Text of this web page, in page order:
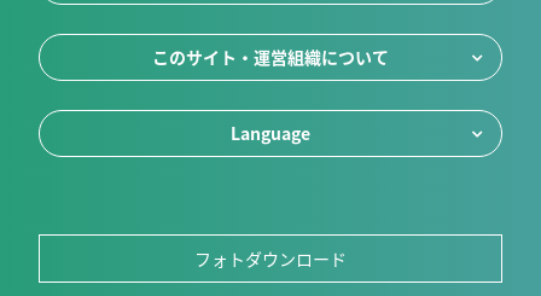
このサイト・運営組織について
Language
フォトダウンロード